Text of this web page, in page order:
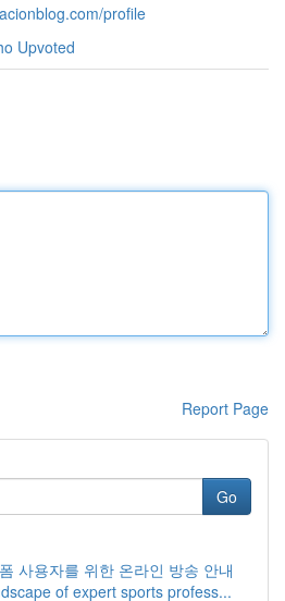
profile
Upvoted
Report Page
Go
사용자를 위한 온라인 방송 안내
of expert sports profess...